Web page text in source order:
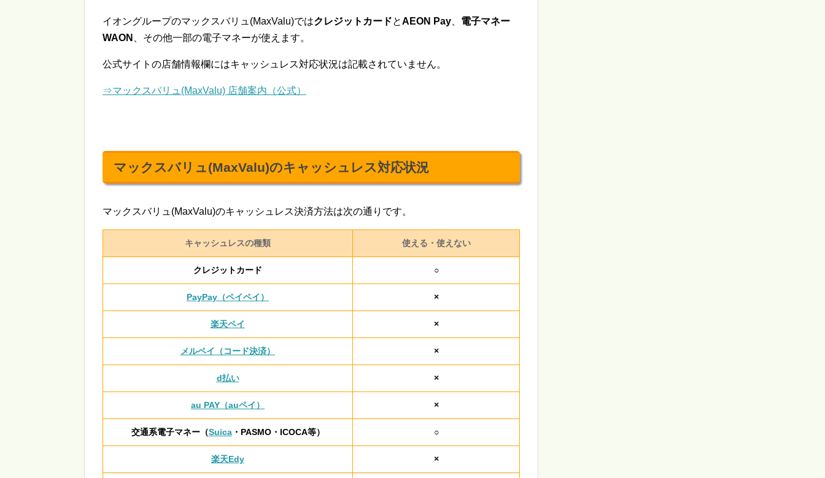
イオングループのマックスバリュ(MaxValu)ではクレジットカードとAEON Pay
電子マネー
WAON
、その他一部の電子マネーが使えます。
公式サイトの店舗情報欄にはキャッシュレス対応状況は記載されていません。
⇒マックスバリュ(MaxValu) 店舗案内（公式）
マックスバリュ(MaxValu)のキャッシュレス対応状況
マックスバリュ(MaxValu)のキャッシュレス決済方法は次の通りです。
キャッシュレスの種類 使える・使えない
クレジットカード ○
PayPay（ペイペイ） ×
楽天ペイ ×
メルペイ（コード決済） ×
d払い ×
au PAY（auペイ） ×
交通系電子マネー（Suica・PASMO・ICOCA等） ○
楽天Edy ×